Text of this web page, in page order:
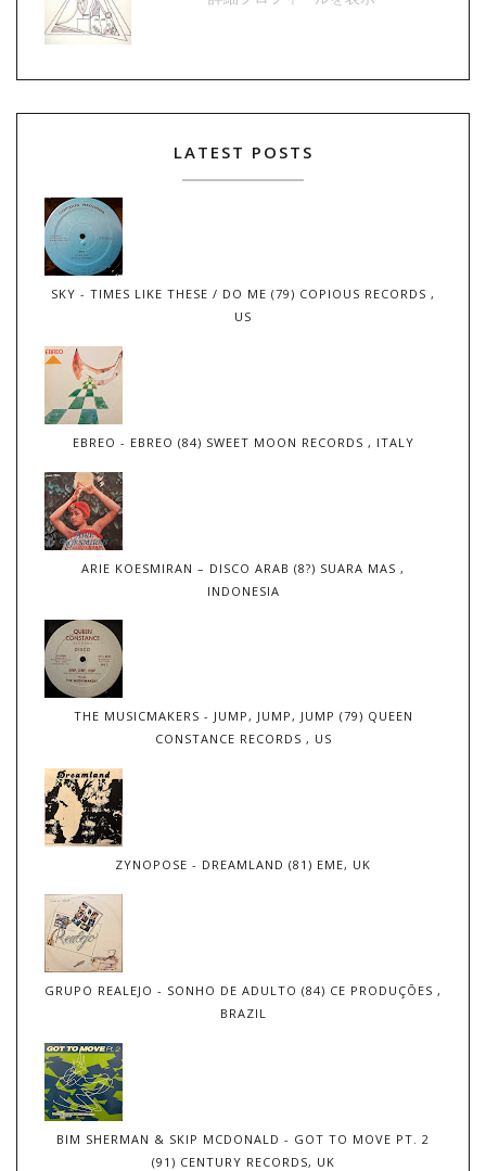
LATEST POSTS
SKY - TIMES LIKE THESE / DO ME (79) COPIOUS RECORDS ,
US
EBREO - EBREO (84) SWEET MOON RECORDS , ITALY
ARIE KOESMIRAN – DISCO ARAB (8?) SUARA MAS ,
INDONESIA
THE MUSICMAKERS - JUMP, JUMP, JUMP (79) QUEEN
CONSTANCE RECORDS , US
ZYNOPOSE - DREAMLAND (81) EME, UK
GRUPO REALEJO - SONHO DE ADULTO (84) CE PRODUÇÕES ,
BRAZIL
BIM SHERMAN & SKIP MCDONALD - GOT TO MOVE PT. 2
(91) CENTURY RECORDS, UK